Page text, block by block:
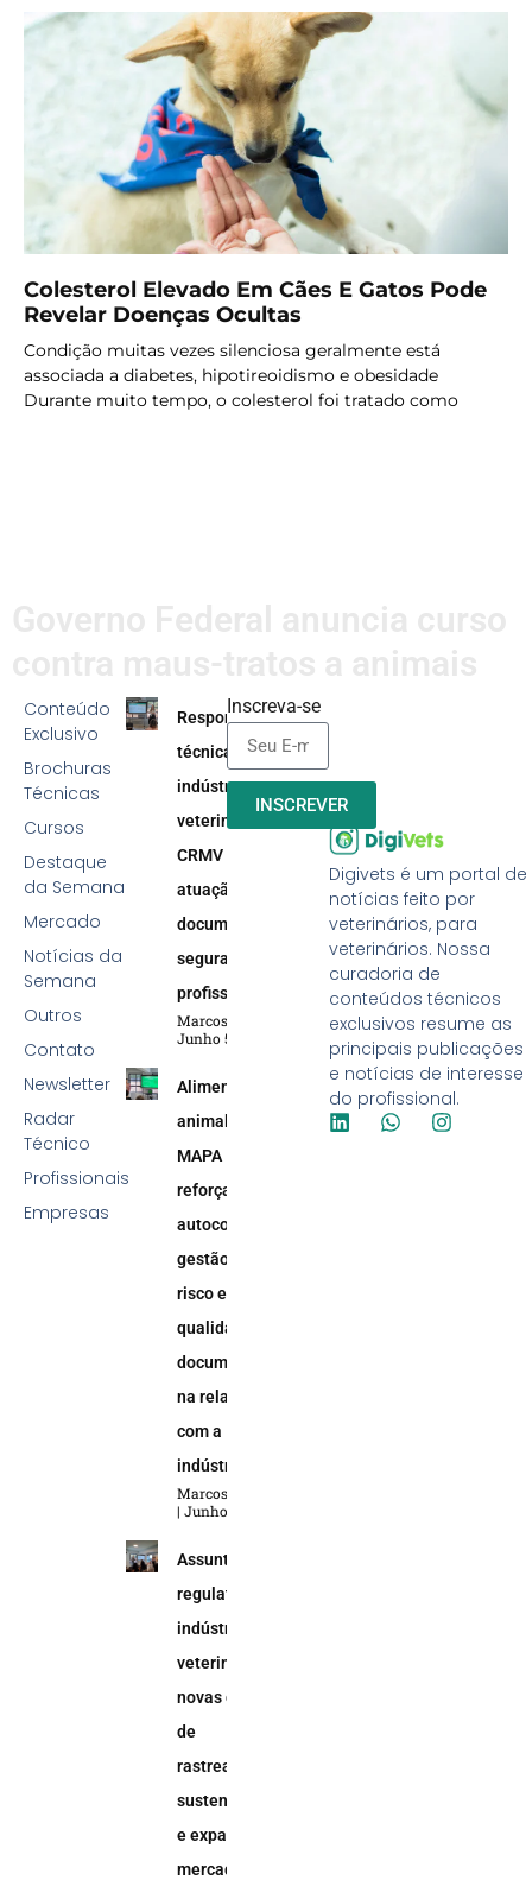
Colesterol Elevado Em Cães E Gatos Pode
Revelar Doenças Ocultas
Condição muitas vezes silenciosa geralmente está
associada a diabetes, hipotireoidismo e obesidade
Durante muito tempo, o colesterol foi tratado como
Digivets é um portal de
notícias feito por
veterinários, para
veterinários. Nossa
curadoria de
conteúdos técnicos
exclusivos resume as
principais publicações
e notícias de interesse
do profissional.
Conteúdo
Exclusivo
Brochuras
Técnicas
Cursos
Destaque
da Semana
Mercado
Notícias da
Semana
Outros
Contato
Newsletter
Radar
Técnico
Profissionais
Empresas
Responsabilidade
técnica na
indústria
veterinária:
CRMV reforça
atuação efetiva,
documentação e
segurança
profissional
Marcos Soares
Junho 5, 2026
Alimentação
animal:
MAPA
reforça
autocontrole,
gestão de
risco e
qualidade
documental
na relação
com a
indústria
Marcos Soares
Junho 5, 2026
Assuntos
regulatórios na
indústria
veterinária:
novas demandas
de
rastreabilidade,
sustentabilidade
e expansão do
mercado animal
Inscreva-se
INSCREVER